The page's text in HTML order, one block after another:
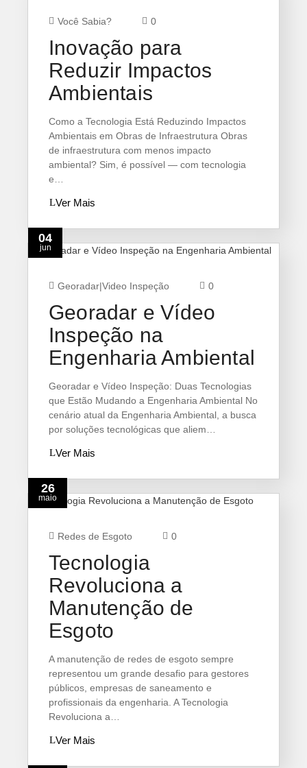
Você Sabia? 0
Inovação para
Reduzir Impactos
Ambientais
Como a Tecnologia Está Reduzindo Impactos
Ambientais em Obras de Infraestrutura Obras
de infraestrutura com menos impacto
ambiental? Sim, é possível — com tecnologia
e…
Ver Mais
04
jun
Georadar|Video Inspeção 0
Georadar e Vídeo
Inspeção na
Engenharia Ambiental
Georadar e Vídeo Inspeção: Duas Tecnologias
que Estão Mudando a Engenharia Ambiental No
cenário atual da Engenharia Ambiental, a busca
por soluções tecnológicas que aliem…
Ver Mais
26
maio
Redes de Esgoto 0
Tecnologia
Revoluciona a
Manutenção de
Esgoto
A manutenção de redes de esgoto sempre
representou um grande desafio para gestores
públicos, empresas de saneamento e
profissionais da engenharia. A Tecnologia
Revoluciona a…
Ver Mais